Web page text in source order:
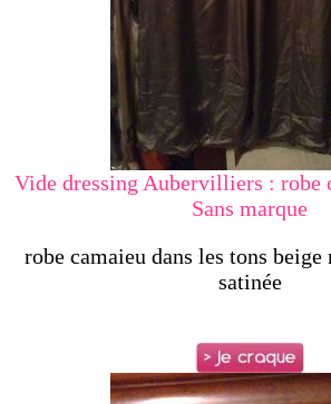
Vide dressing Aubervilliers : robe
Sans marque
robe camaieu dans les tons
satinée